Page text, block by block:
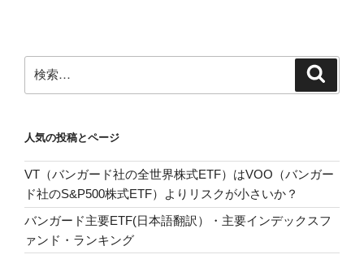
ン
索:
人気の投稿とページ
VT（バンガード社の全世界株式ETF）はVOO（バンガー
ド社のS&P500株式ETF）よりリスクが小さいか？
バンガード主要ETF(日本語翻訳）・主要インデックスフ
ァンド・ランキング